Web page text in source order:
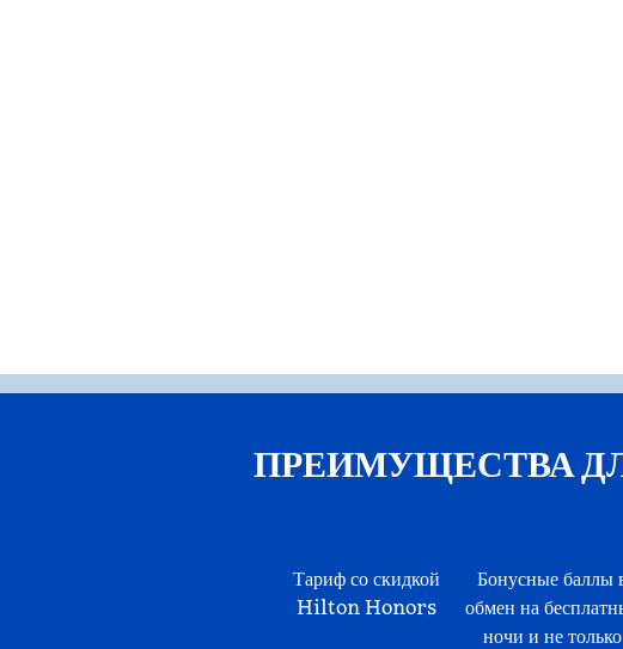
ПРЕИМУЩЕСТВА ДЛЯ
Тариф со скидкой
Hilton Honors
Бонусные баллы
обмен на
ночи и не только